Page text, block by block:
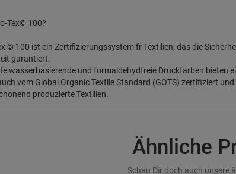
Tex© 100?
© 100 ist ein Zertifizierungssystem fr Textilien, das die
garantiert.
wasserbasierende und formaldehydfreie Druckfarben bieten
vom Global Organic Textile Standard (GOTS) zertifiziert
produzierte Textilien.
Ähnliche
Schau Dir doch auch unsere